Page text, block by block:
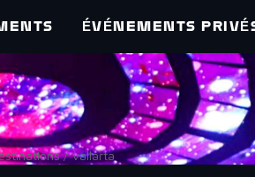
ÉVÉNEMENTS
/ vallarta